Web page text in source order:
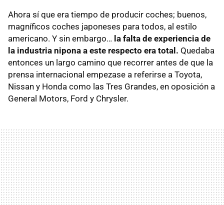
Ahora sí que era tiempo de producir coches; buenos,
magníficos coches japoneses para todos, al estilo
americano. Y sin embargo… la falta de experiencia de
la industria nipona a este respecto era total. Quedaba
entonces un largo camino que recorrer antes de que la
prensa internacional empezase a referirse a Toyota,
Nissan y Honda como las Tres Grandes, en oposición a
General Motors, Ford y Chrysler.